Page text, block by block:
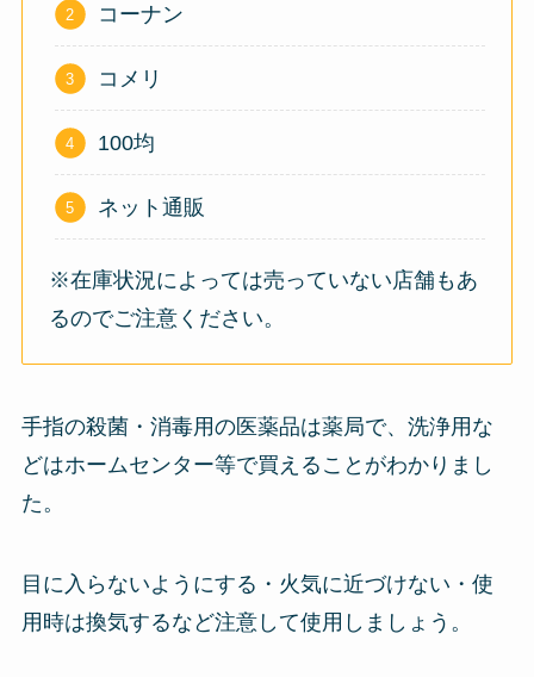
コーナン
コメリ
100均
ネット通販
※在庫状況によっては売っていない店舗もあ
るのでご注意ください。
手指の殺菌・消毒用の医薬品は薬局で、洗浄用な
どはホームセンター等で買えることがわかりまし
た。
目に入らないようにする・火気に近づけない・使
用時は換気するなど注意して使用しましょう。